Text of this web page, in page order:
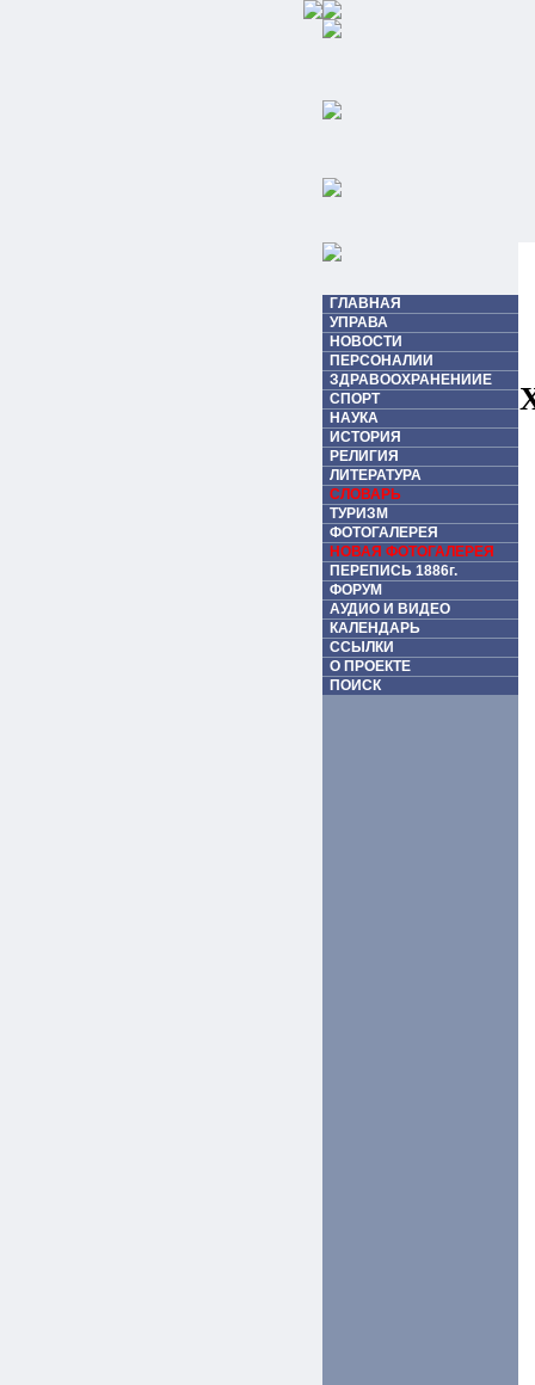
ГЛАВНАЯ
УПРАВА
НОВОСТИ
ПЕРСОНАЛИИ
ЗДРАВООХРАНЕНИИЕ
СПОРТ
НАУКА
ИСТОРИЯ
РЕЛИГИЯ
ЛИТЕРАТУРА
СЛОВАРЬ
ТУРИЗМ
ФОТОГАЛЕРЕЯ
НОВАЯ ФОТОГАЛЕРЕЯ
ПЕРЕПИСЬ 1886г.
ФОРУМ
АУДИО И ВИДЕО
КАЛЕНДАРЬ
ССЫЛКИ
О ПРОЕКТЕ
ПОИСК